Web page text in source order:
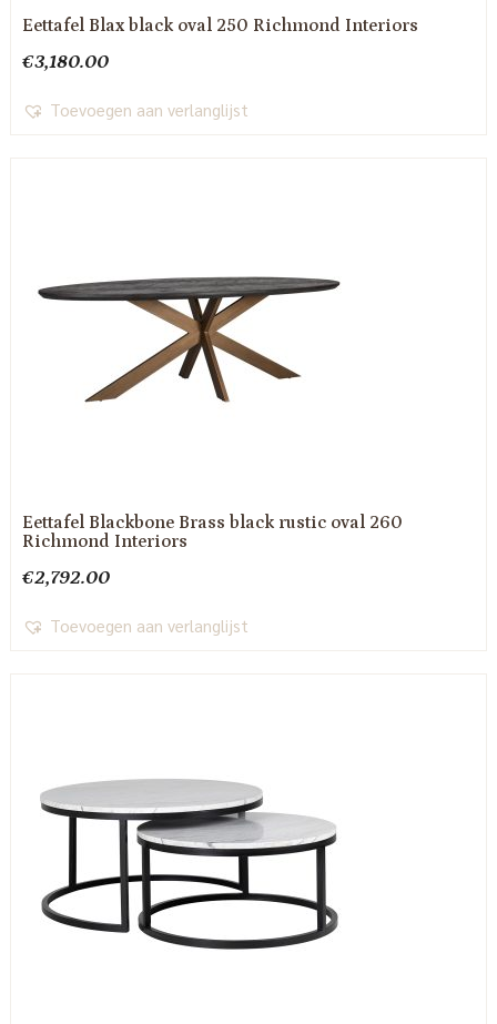
Eettafel Blax black oval 250 Richmond Interiors
€3,180.00
Toevoegen aan verlanglijst
Eettafel Blackbone Brass black rustic oval 260
Richmond Interiors
€2,792.00
Toevoegen aan verlanglijst